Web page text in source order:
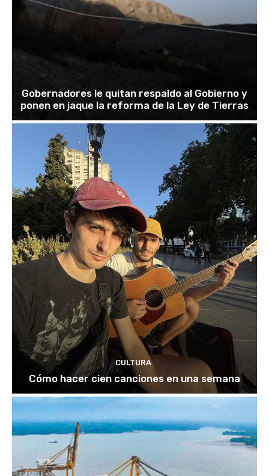
Gobernadores le quitan respaldo al Gobierno y
ponen en jaque la reforma de la Ley de Tierras
CULTURA
Cómo hacer cien canciones en una semana